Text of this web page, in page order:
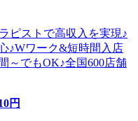
ピストで高収入を実現♪
♪Wワーク&短時間入店
～でもOK♪全国600店舗
円